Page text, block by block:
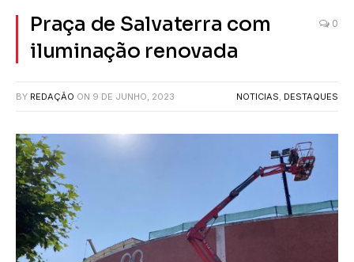
Praça de Salvaterra com
iluminação renovada
0
BY REDAÇÃO ON 9 DE JUNHO, 2023 NOTICIAS, DESTAQUES